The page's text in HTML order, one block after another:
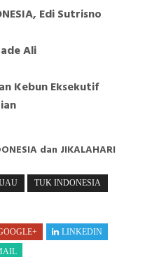
Edi Sutrisno
Ali
Kebun Eksekutif
dan JIKALAHARI
TUK INDONESIA
LINKEDIN